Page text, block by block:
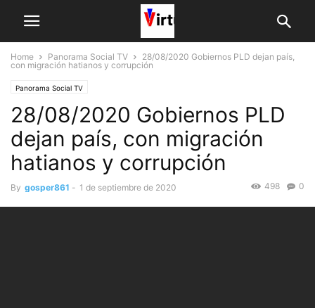
Home Panorama Social TV
28/08/2020 Gobiernos PLD dejan país,
con migración hatianos y corrupción
Panorama Social TV
28/08/2020 Gobiernos PLD
dejan país, con migración
hatianos y corrupción
By gosper861 - 1 de septiembre de 2020 0
498